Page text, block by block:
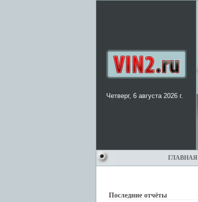
Четверг, 6 августа 2026 г.
ГЛАВНАЯ
Последние отчёты